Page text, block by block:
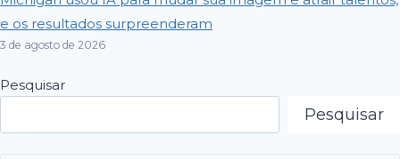
e os resultados surpreenderam
3 de agosto de 2026
Pesquisar
Pesquisar